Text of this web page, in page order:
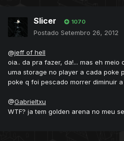
Slicer 1070
Postado Setembro 26, 2012
@jeff of hell
oia.. da pra fazer, da!... mas eh
uma storage no player a cada poke
poke q foi pescado morrer diminuir
@Gabrieltxu
WTF? ja tem golden arena no meu